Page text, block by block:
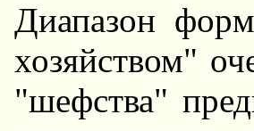
Диапазон
хозяйством"
"шефства"